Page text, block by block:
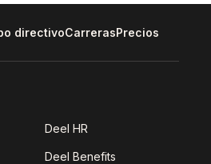
directivoCarrerasPrecios
Deel HR
Deel Benefits